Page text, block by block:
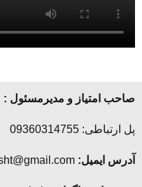
صاحب امتیاز و مدیرمسئول :
پل ارتباطی: 09360314755
آدرس ایمیل: